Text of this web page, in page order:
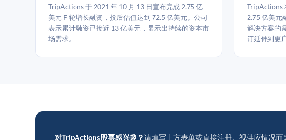
TripActions 于 2021 年 10 月 13 日宣布完成 2.75 亿
美元 F 轮增长融资，投后估值达到 72.5 亿美元。公司
表示累计融资已接近 13 亿美元，显示出持续的资本市
场需求。
TripActions
2.75 亿美元
解决方案的
订延伸到更
对TripActions股票感兴趣？请填写上方表单或直接注册。视供应情况而